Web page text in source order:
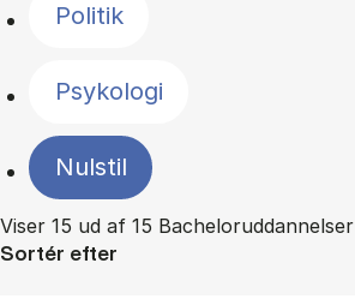
Politik
Psykologi
Nulstil
Viser 15 ud af 15 Bacheloruddannelser
Sortér efter